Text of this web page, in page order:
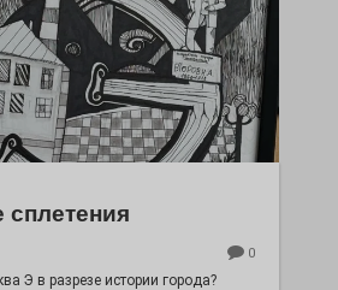
сплетения
0
Э в разрезе истории города?